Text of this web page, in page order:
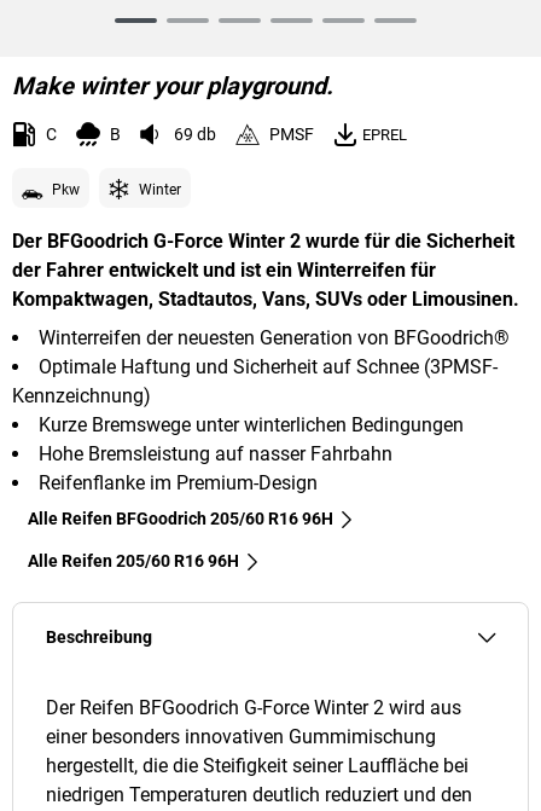
6
Make winter your playground.
C B 69 db PMSF EPREL
Pkw Winter
Der BFGoodrich G-Force Winter 2 wurde für die Sicherheit
der Fahrer entwickelt und ist ein Winterreifen für
Kompaktwagen, Stadtautos, Vans, SUVs oder Limousinen.
Winterreifen der neuesten Generation von BFGoodrich®
Optimale Haftung und Sicherheit auf Schnee (3PMSF-
Kennzeichnung)
Kurze Bremswege unter winterlichen Bedingungen
Hohe Bremsleistung auf nasser Fahrbahn
Reifenflanke im Premium-Design
Alle Reifen BFGoodrich 205/60 R16 96H
Alle Reifen‎ 205/60 R16 96H
Beschreibung
Der Reifen BFGoodrich G-Force Winter 2 wird aus
einer besonders innovativen Gummimischung
hergestellt, die die Steifigkeit seiner Lauffläche bei
niedrigen Temperaturen deutlich reduziert und den